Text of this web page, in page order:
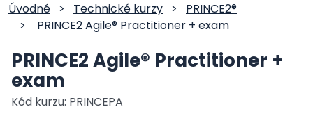
Úvodné > Technické kurzy >
PRINCE2®
>
PRINCE2 Agile® Practitioner + exam
PRINCE2 Agile® Practitioner +
exam
Kód kurzu: PRINCEPA